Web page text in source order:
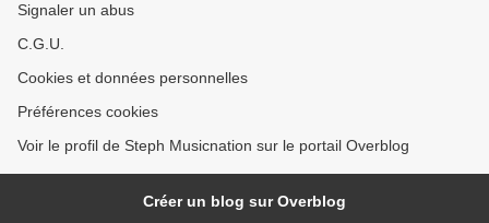
Signaler un abus
C.G.U.
Cookies et données personnelles
Préférences cookies
Voir le profil de Steph Musicnation sur le portail Overblog
Créer un blog sur Overblog